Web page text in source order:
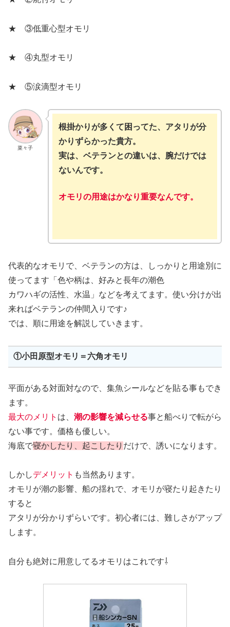
★ ③低重心型オモリ
★ ④丸型オモリ
★ ⑤涙滴型オモリ
菜々子
根掛かりが多くて困ってた、アタリが分
かりずらかった貴方。
実は、ベテランとの違いは、 腕だけでは
ないんです。
オモリの用途はかなり重要なんです。
代表的なオモリで、ベテランの方は、しっかりと用途別に
使ってます「色や柄は、好みと長年の潮色
カワハギの活性、水温」などを考えてます。使い分けが出
来ればベテランの仲間入りです♪
では、順に用途を解説していきます。
①小田原型オモリ＝六角オモリ
平面がある対面対なので、集魚シールなどを貼る事もでき
ます。
最大のメリト は、 潮の影響を減らせる事と船べりで転がら
ない事です。価格も優しい。
海底で寝かしたり、起こしたり だけで、誘いになります。
しかしデメリット も当然あります。
オモリが潮の影響、船の揺れで、オモリが寝たり起きたり
すると
アタリが分かりずらいです。初心者には、難しさがアップ
します。
自分も絶対に用意してるオモリはこれです⇩